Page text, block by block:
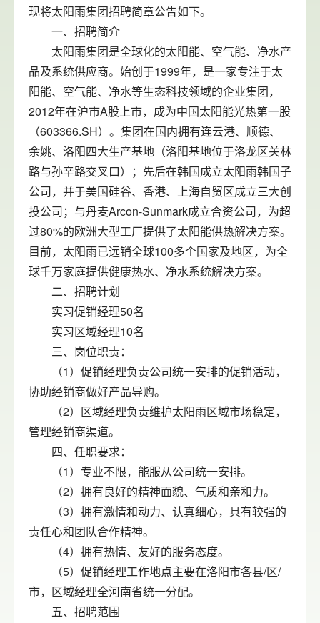
现将太阳雨集团招聘简章公告如下。
一、招聘简介
太阳雨集团是全球化的太阳能、空气能、净水产
品及系统供应商。始创于1999年，是一家专注于太
阳能、空气能、净水等生态科技领域的企业集团，
2012年在沪市A股上市，成为中国太阳能光热第一股
（603366.SH）。集团在国内拥有连云港、顺德、
余姚、洛阳四大生产基地（洛阳基地位于洛龙区关林
路与孙辛路交叉口）；先后在韩国成立太阳雨韩国子
公司，并于美国硅谷、香港、上海自贸区成立三大创
投公司；与丹麦Arcon-Sunmark成立合资公司，为超
过80%的欧洲大型工厂提供了太阳能供热解决方案。
目前，太阳雨已远销全球100多个国家及地区，为全
球千万家庭提供健康热水、净水系统解决方案。
二、招聘计划
实习促销经理50名
实习区域经理10名
三、岗位职责：
（1）促销经理负责公司统一安排的促销活动，
协助经销商做好产品导购。
（2）区域经理负责维护太阳雨区域市场稳定，
管理经销商渠道。
四、任职要求：
（1）专业不限，能服从公司统一安排。
（2）拥有良好的精神面貌、气质和亲和力。
（3）拥有激情和动力、认真细心，具有较强的
责任心和团队合作精神。
（4）拥有热情、友好的服务态度。
（5）促销经理工作地点主要在洛阳市各县/区/
市，区域经理全河南省统一分配。
五、招聘范围